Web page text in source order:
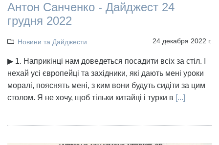
Антон Санченко - Дайджест 24
грудня 2022
Новини та Дайджести 24 декабря 2022 г.
▶ 1. Наприкінці нам доведеться посадити всіх за стіл. І
нехай усі європейці та західники, які дають мені уроки
моралі, пояснять мені, з ким вони будуть сидіти за цим
столом. Я не хочу, щоб тільки китайці і турки в [...]